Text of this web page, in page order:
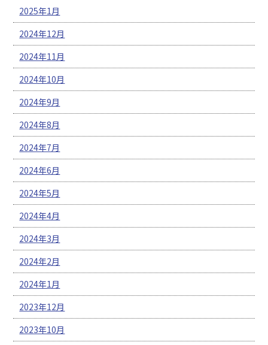
2025年1月
2024年12月
2024年11月
2024年10月
2024年9月
2024年8月
2024年7月
2024年6月
2024年5月
2024年4月
2024年3月
2024年2月
2024年1月
2023年12月
2023年10月